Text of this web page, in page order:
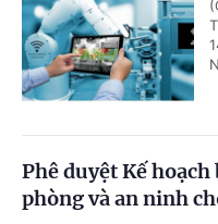
Phê duyệt Kế
phòng và an ninh